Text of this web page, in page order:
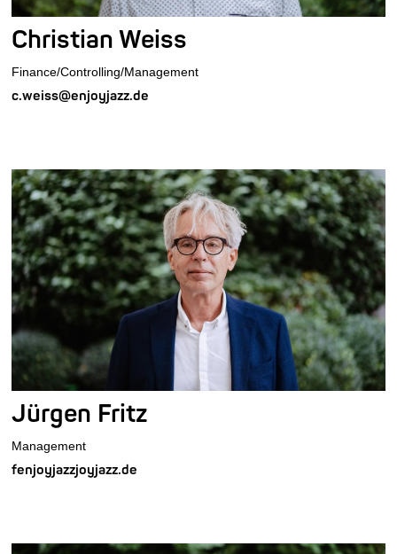
Christian Weiss
Finance/Controlling/Management
c.weiss@enjoyjazz.de
Jürgen Fritz
Management
fenjoyjazzjoyjazz.de